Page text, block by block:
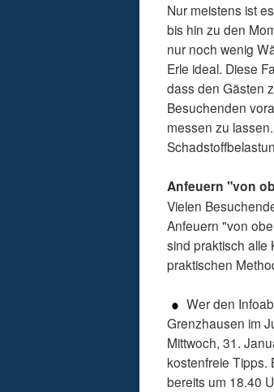
Nur meistens ist
bis hin zu den
nur noch wenig
Erle ideal. Diese
dass den Gästen
Besuchenden
messen zu
Anfeuern "von
Vielen
Anfeuern "von
sind praktisch alle
praktischen
Wer den
Grenzhausen im
Mittwoch, 31.
kostenfreie Tipps.
bereits um 18.40